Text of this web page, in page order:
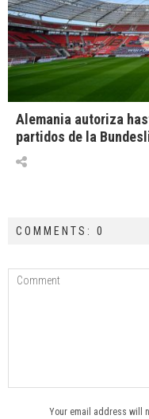
Alemania autoriza
partidos de la
COMMENTS: 0
Your email address will